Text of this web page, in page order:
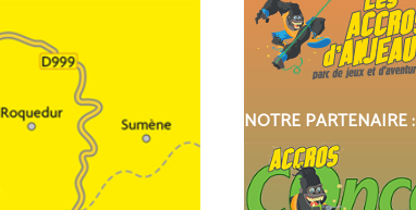
NOTRE PARTENAIRE :